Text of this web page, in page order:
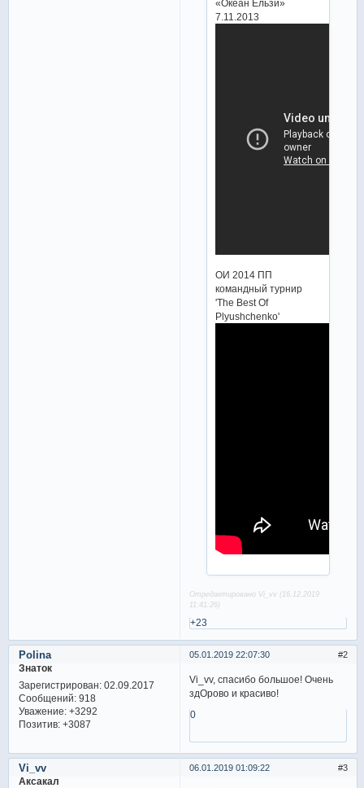
«Океан Ельзи»
7.11.2013
ОИ 2014 ПП
командный турнир
'The Best Of
Plyushchenko'
Отредактировано Vi_vv (16.12.2019
11:41:26)
+23
2
05.01.2019 22:07:30
Polina
Знаток
Зарегистрирован: 02.09.2017
Сообщений:918
Уважение: +3292
Позитив: +3087
Vi_vv, спасибо большое! Очень
здОрово и красиво!
0
3
06.01.2019 01:09:22
Vi_vv
Аксакал